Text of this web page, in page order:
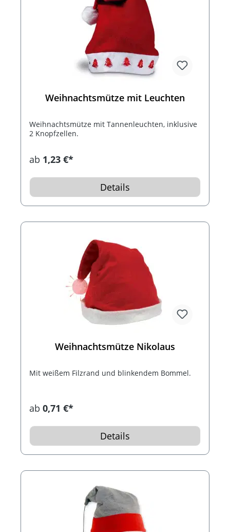
Weihnachtsmütze mit Leuchten
Weihnachtsmütze mit Tannenleuchten, inklusive
2 Knopfzellen.
ab 1,23 €*
Details
Weihnachtsmütze Nikolaus
Mit weißem Filzrand und blinkendem Bommel.
ab 0,71 €*
Details